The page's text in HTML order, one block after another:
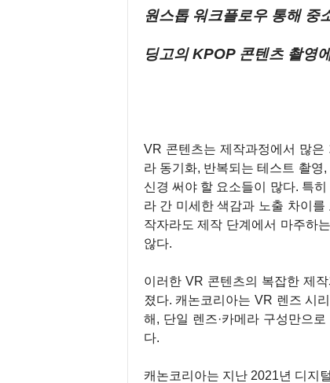
원스톱 워크플로우 통해 중
딩고의 KPOP 콘텐츠 촬영
VR 콘텐츠는 제작과정에서 많
라 동기화, 반복되는 테스트 촬영
신경 써야 할 요소들이 많다. 특
라 간 미세한 색감과 노출 차이
작자라도 제작 단계에서 마주하
않다.
이러한 VR 콘텐츠의 복잡한 제
졌다. 캐논코리아는 VR 렌즈 시
해, 단일 렌즈·카메라 구성만으
다.
캐논코리아는 지난 2021년 디지